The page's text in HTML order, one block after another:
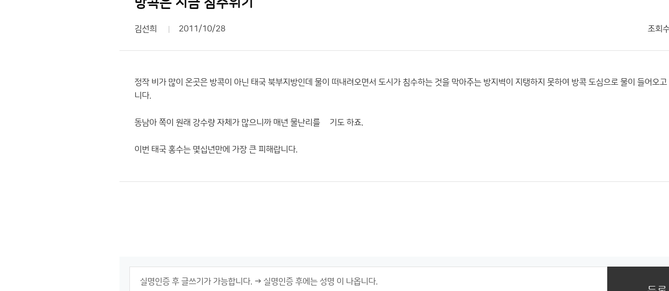
방콕은 지금 침수위기
김선희 2011/10/28 조회
정작 비가 많이 온곳은 방콕이 아닌 태국 북부지방인데 물이 떠내려오면서 도시가 침수하는 것을 막아주는 방지벽이 지탱하지 못하여 방콕 도심으로 물이 들어오
니다.
동남아 쪽이 원래 강수량 자체가 많으니까 매년 물난리를 껶기도 하죠.
이번 태국 홍수는 몇십년만에 가장 큰 피해랍니다.